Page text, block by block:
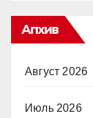
Апхив
Август 2026
Июль 2026